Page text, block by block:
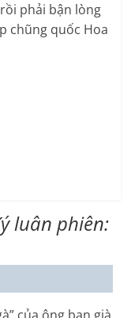
phải bận lòng
chũng quốc Hoa
luân phiên: